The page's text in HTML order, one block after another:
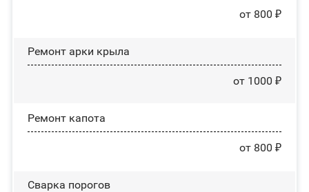
от 800 ₽
Ремонт арки крыла
от 1000 ₽
Ремонт капота
от 800 ₽
Сварка порогов